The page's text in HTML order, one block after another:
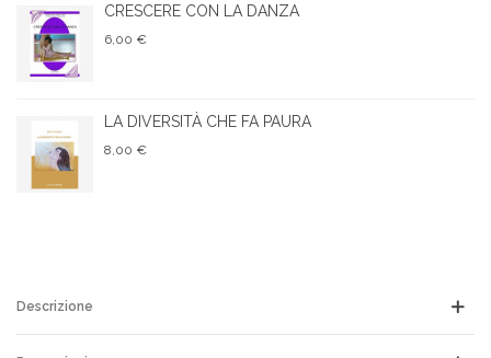
CRESCERE CON LA DANZA
6,00 €
LA DIVERSITÀ CHE FA PAURA
8,00 €
Descrizione